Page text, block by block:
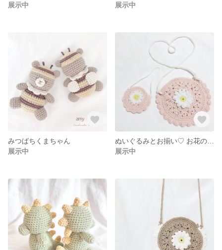
展示中 展示中
みつばちくまちゃん
展示中
展示中